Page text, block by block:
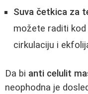
Suva četkica za
možete raditi kod
cirkulaciju i
Da bi anti celulit
neophodna je